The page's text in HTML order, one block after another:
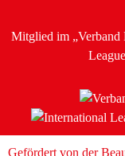
Mitglied im „Verband
Gefördert von der